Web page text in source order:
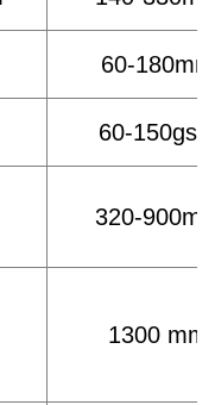
60-180mm
60-
320-
1300 mm